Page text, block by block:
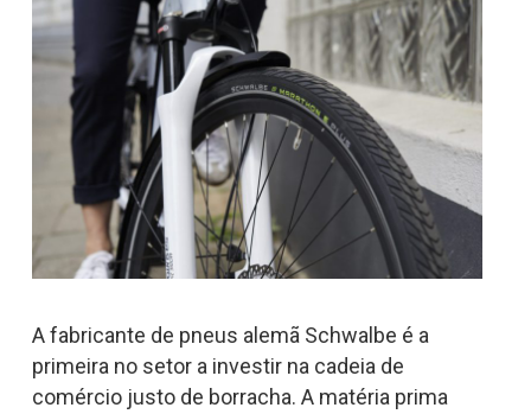
A fabricante de pneus alemã Schwalbe é a
primeira no setor a investir na cadeia de
comércio justo de borracha. A matéria prima